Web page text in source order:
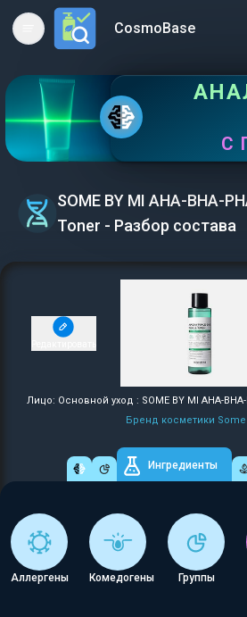
Open main menuCosmoBase
С
SOME BY MI AHA-BHA-
Toner - Разбор состава
Лицо: Основной уход : SOME BY MI AHA-
Бренд косметики Some
Ингредиенты
Аллергены Комедогены Группы